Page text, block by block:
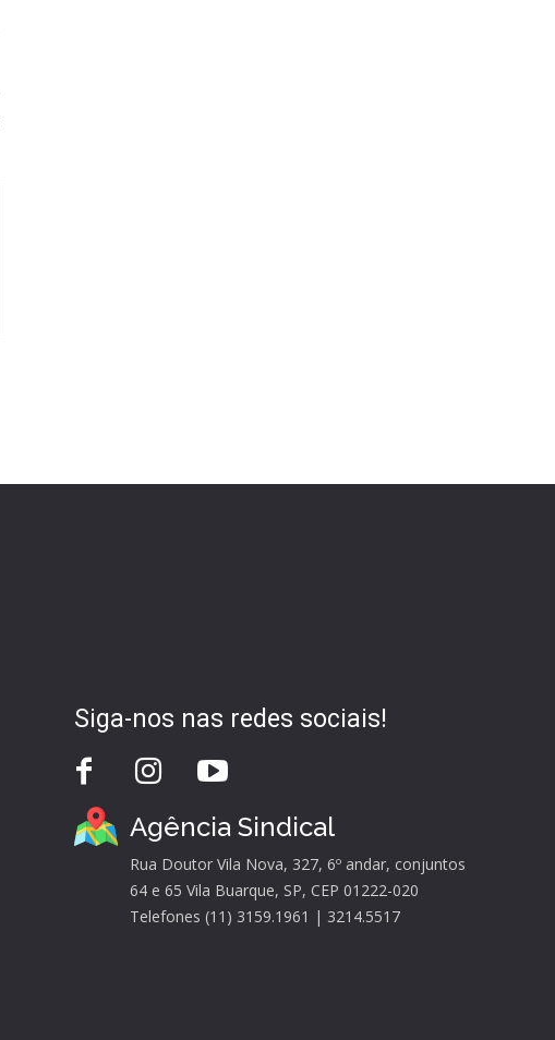
Siga-nos nas redes sociais!
Agência Sindical
Rua Doutor Vila Nova, 327, 6º andar, conjuntos
64 e 65 Vila Buarque, SP, CEP 01222-020
Telefones (11) 3159.1961 | 3214.5517